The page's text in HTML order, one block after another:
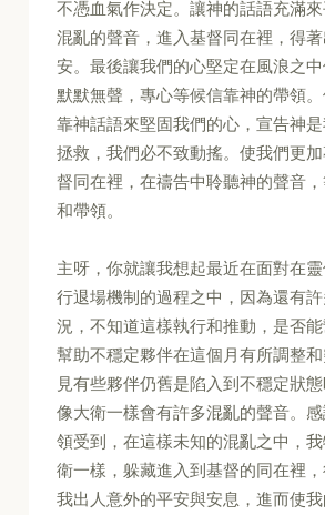
不憑血氣作決定。讓神的話語充滿
混亂的聲音，進入基督同在裡，得
安。最後讓我們的心堅定在風浪之中
默默無聲，專心等候信靠神的帶領
靠神話語來堅固我們的心，宣告神
拯救，我們必不致動搖。使我們更
督同在裡，在禱告中聆聽神的聲音
和帶領。
主呀，你就讓我想起最近在面對在
行退場機制的過程之中，因為還有
況，不知道這樣執行和推動，是否
幫助不穩定夥伴在這個月有所調整
見有些夥伴仍舊是陷入到不穩定狀
像大衛一樣會有許多混亂的聲音。
領受到，在這樣未知的混亂之中，
衛一樣，躲藏進入到基督的同在裡
我出人意外的平安與安息，進而使